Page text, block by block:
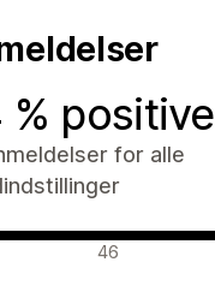
% positive
for alle
anmeldelser
46